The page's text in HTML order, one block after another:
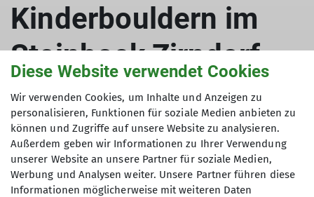
Kinderbouldern im
Steinbock Zirndorf
05.02.2026
Jugend News Sektion
Diese Website verwendet Cookies
Wir verwenden Cookies, um Inhalte und Anzeigen zu
personalisieren, Funktionen für soziale Medien anbieten zu
können und Zugriffe auf unsere Website zu analysieren.
Außerdem geben wir Informationen zu Ihrer Verwendung
unserer Website an unsere Partner für soziale Medien,
Werbung und Analysen weiter. Unsere Partner führen diese
Informationen möglicherweise mit weiteren Daten